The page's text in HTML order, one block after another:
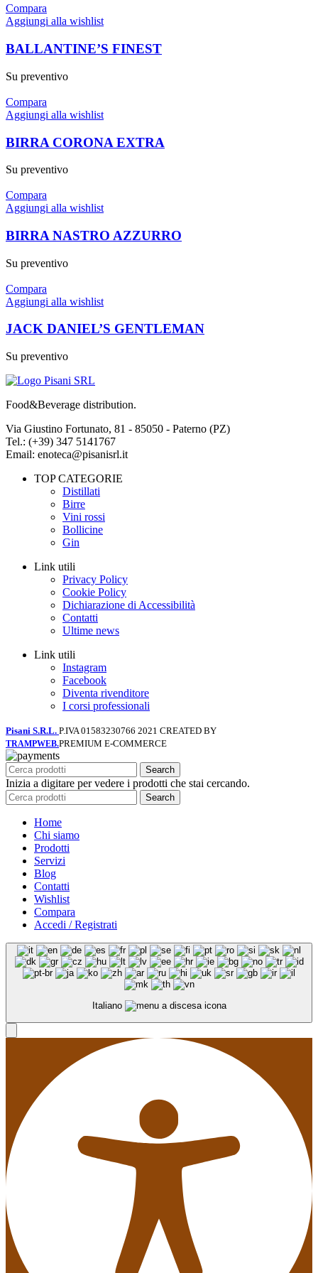
Compara
Aggiungi alla wishlist
BALLANTINE’S FINEST
Su preventivo
Compara
Aggiungi alla wishlist
BIRRA CORONA EXTRA
Su preventivo
Compara
Aggiungi alla wishlist
BIRRA NASTRO AZZURRO
Su preventivo
Compara
Aggiungi alla wishlist
JACK DANIEL’S GENTLEMAN
Su preventivo
Food&Beverage distribution.
Via Giustino Fortunato, 81 - 85050 - Paterno (PZ)
Tel.: (+39) 347 5141767
Email: enoteca@pisanisrl.it
TOP CATEGORIE
Distillati
Birre
Vini rossi
Bollicine
Gin
Link utili
Privacy Policy
Cookie Policy
Dichiarazione di Accessibilità
Contatti
Ultime news
Link utili
Instagram
Facebook
Diventa rivenditore
I corsi professionali
Pisani S.R.L. P.IVA 01583230766 2021 CREATED BY
TRAMPWEB.PREMIUM E-COMMERCE
Search
Inizia a digitare per vedere i prodotti che stai cercando.
Search
Home
Chi siamo
Prodotti
Servizi
Blog
Contatti
Wishlist
Compara
Accedi / Registrati
Italiano